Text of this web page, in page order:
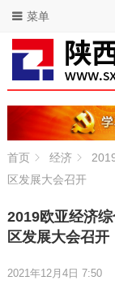
菜单
首页 经济
区发展大会召开
2019欧亚经济
区发展大会召开
2021年12月4日 7:50